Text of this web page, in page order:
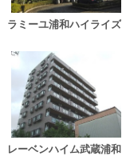
ラミーユ浦和ハイライズ
レーベンハイム武蔵浦和